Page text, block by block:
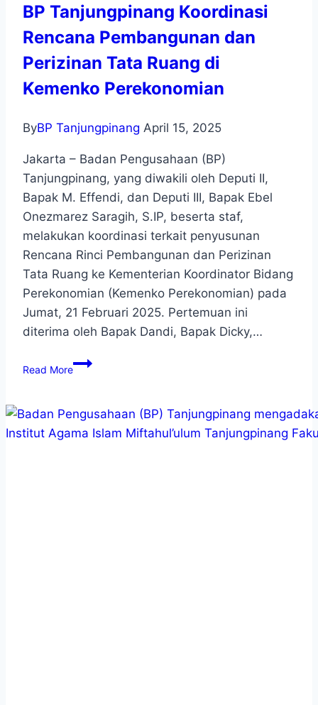
BP Tanjungpinang Koordinasi
Rencana Pembangunan dan
Perizinan Tata Ruang di
Kemenko Perekonomian
ByBP Tanjungpinang April 15, 2025
Jakarta – Badan Pengusahaan (BP)
Tanjungpinang, yang diwakili oleh Deputi II,
Bapak M. Effendi, dan Deputi III, Bapak Ebel
Onezmarez Saragih, S.IP, beserta staf,
melakukan koordinasi terkait penyusunan
Rencana Rinci Pembangunan dan Perizinan
Tata Ruang ke Kementerian Koordinator Bidang
Perekonomian (Kemenko Perekonomian) pada
Jumat, 21 Februari 2025. Pertemuan ini
diterima oleh Bapak Dandi, Bapak Dicky,…
Read More